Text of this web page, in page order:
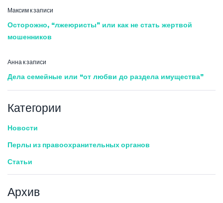
Максимк записи
Осторожно, “лжеюристы” или как не стать жертвой
мошенников
Аннак записи
Дела семейные или “от любви до раздела имущества”
Категории
Новости
Перлы из правоохранительных органов
Статьи
Архив